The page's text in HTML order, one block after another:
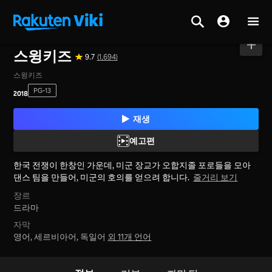
스윙키즈 9.7 (1,694)
스윙키즈
2018 PG-13
재생
예고편
한국 전쟁이 한창인 가운데, 미군 장교가 오합지졸 포로들을 모아
댄스 팀을 만들어, 미군의 호의를 얻으려 합니다. 줄거리 보기
장르
드라마
자막
영어, 세르비아어, 독일어 외 11개 언어